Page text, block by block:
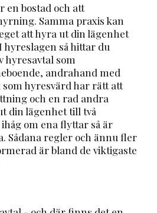
en bostad och att
Samma praxis kan
att hyra ut din lägenhet
hyreslagen så hittar du
hyresavtal som
andrahand med
hyresvärd har rätt att
och en rad andra
din lägenhet till två
om ena flyttar så är
Sådana regler och ännu fler
är bland de viktigaste